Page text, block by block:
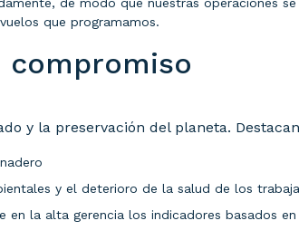
que programamos.
compromiso
y la preservación del planeta.
y el deterioro de la salud de los
la alta gerencia los indicadores basados